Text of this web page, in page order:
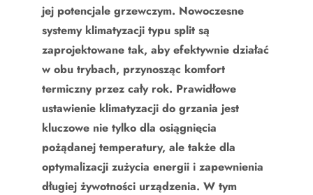
jej potencjale grzewczym. Nowoczesne
systemy klimatyzacji typu split są
zaprojektowane tak, aby efektywnie działać
w obu trybach, przynosząc komfort
termiczny przez cały rok. Prawidłowe
ustawienie klimatyzacji do grzania jest
kluczowe nie tylko dla osiągnięcia
pożądanej temperatury, ale także dla
optymalizacji zużycia energii i zapewnienia
długiej żywotności urządzenia. W tym